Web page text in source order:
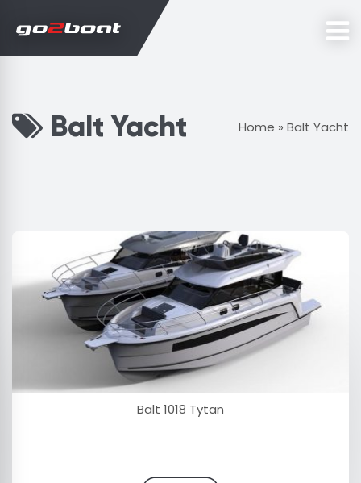
Balt Yacht Home » Balt Yacht
Balt 1018 Tytan